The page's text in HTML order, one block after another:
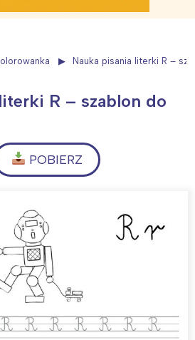
Nauka pisania literki R –
R – szablon do
POBIERZ